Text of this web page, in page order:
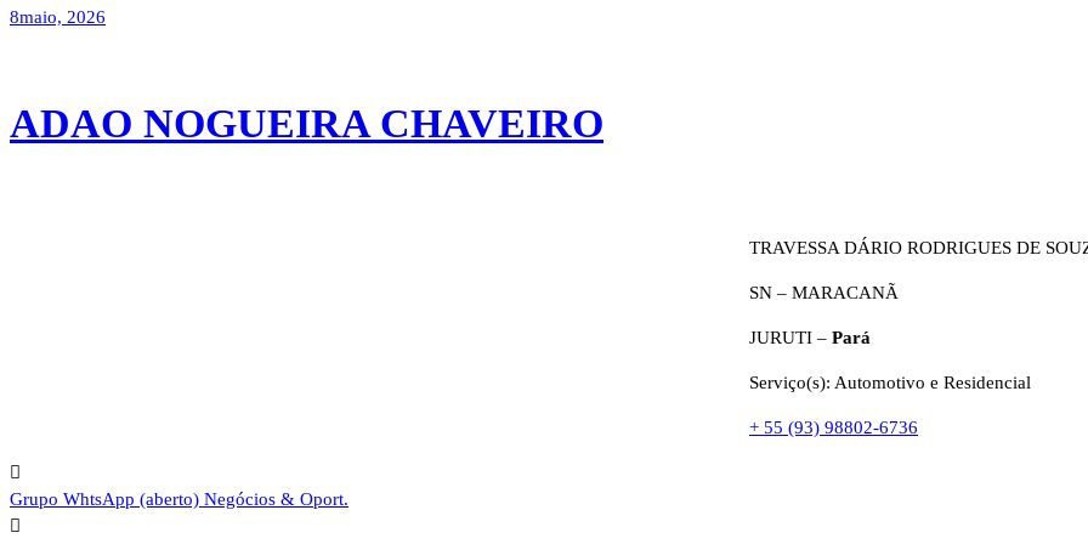
8maio, 2026
ADAO NOGUEIRA CHAVEIRO
TRAVESSA DÁRIO RODRIGUES DE
SN – MARACANÃ
JURUTI – Pará
Serviço(s): Automotivo e Residencial
+ 55 (93) 98802-6736
Grupo WhtsApp (aberto) Negócios & Oport.